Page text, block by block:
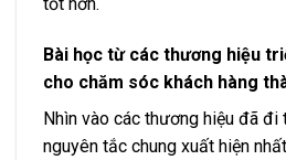
Bài học từ các thương hiệu
cho chăm sóc khách hàng
Nhìn vào các thương hiệu đã
nguyên tắc chung xuất hiện